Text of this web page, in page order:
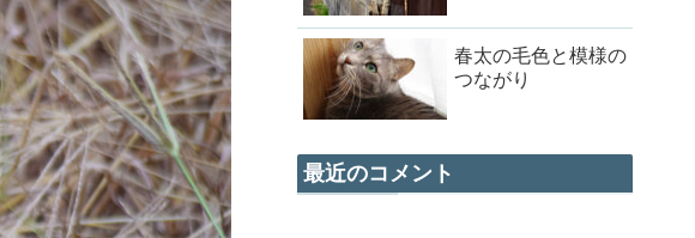
春太の毛色と模様の
つながり
最近のコメント